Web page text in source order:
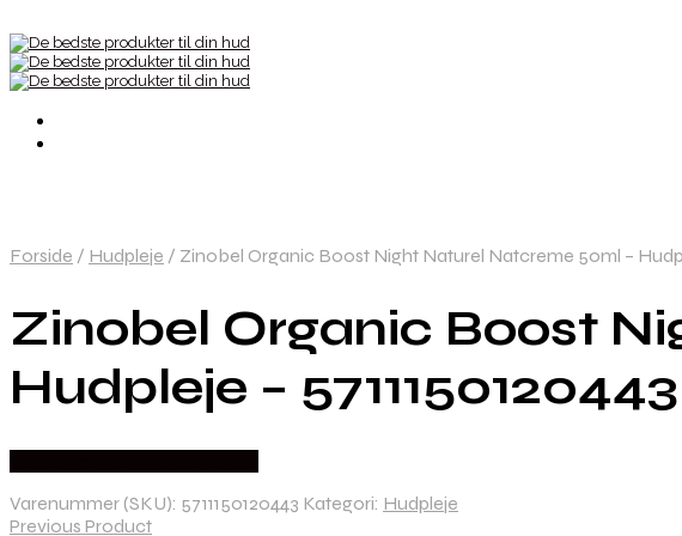
Forside / Hudpleje / Zinobel Organic Boost Night Naturel Natcreme 50ml –
Zinobel Organic Boost
Hudpleje – 5711150120443
Varenummer (SKU): 5711150120443 Kategori: Hudpleje
Previous Product